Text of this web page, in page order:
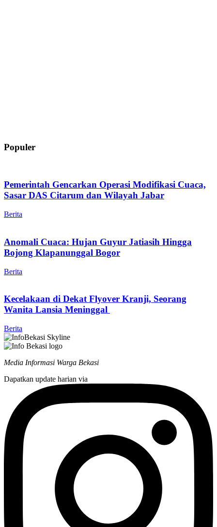
Populer
Pemerintah Gencarkan Operasi Modifikasi Cuaca,
Sasar DAS Citarum dan Wilayah Jabar
Berita
Anomali Cuaca: Hujan Guyur Jatiasih Hingga
Bojong Klapanunggal Bogor
Berita
Kecelakaan di Dekat Flyover Kranji, Seorang
Wanita Lansia Meninggal
Berita
Media Informasi Warga Bekasi
Dapatkan update harian via